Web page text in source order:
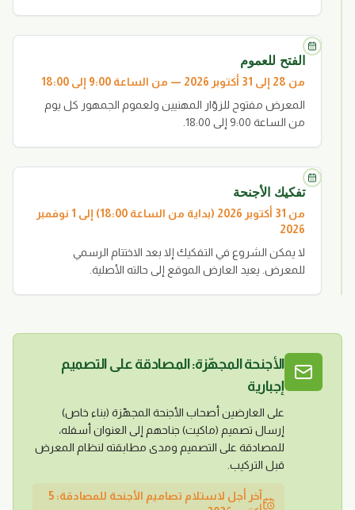
الفتح للعموم
من 28 إلى 31 أكتوبر 2026 — من الساعة 9:00 إلى 18:00
المعرض مفتوح للزوّار المهنيين ولعموم الجمهور كل يوم
من الساعة 9:00 إلى 18:00.
تفكيك الأجنحة
من 31 أكتوبر 2026 (بداية من الساعة 18:00) إلى 1 نوفمبر
2026
لا يمكن الشروع في التفكيك إلا بعد الاختتام الرسمي
للمعرض. يعيد العارض الموقع إلى حالته الأصلية.
الأجنحة المجهّزة: المصادقة على التصميم
إجبارية
على العارضين أصحاب الأجنحة المجهّزة (بناء خاص)
إرسال تصميم (ماكيت) جناحهم إلى العنوان أسفله،
للمصادقة على التصميم ومدى مطابقته لنظام المعرض
قبل التركيب.
آخر أجل لاستلام تصاميم الأجنحة للمصادقة: 5